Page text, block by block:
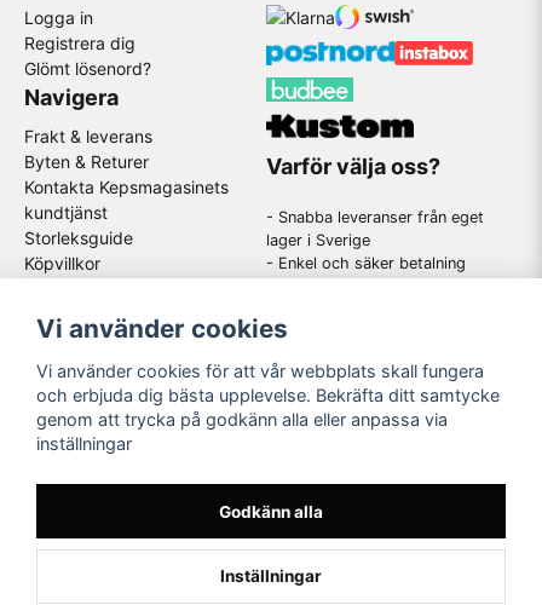
Logga in
Registrera dig
Glömt lösenord?
Navigera
Frakt & leverans
Byten & Returer
Kontakta Kepsmagasinets
kundtjänst
Storleksguide
Köpvillkor
Om oss
Varför välja oss?
- Snabba leveranser från eget
lager i Sverige
- Enkel och säker betalning
-En schysst kundtjänst som
Följ oss
Vi använder cookies
Vi använder cookies för att vår webbplats skall fungera
och erbjuda dig bästa upplevelse. Bekräfta ditt samtycke
genom att trycka på godkänn alla eller anpassa via
inställningar
Godkänn alla
Inställningar